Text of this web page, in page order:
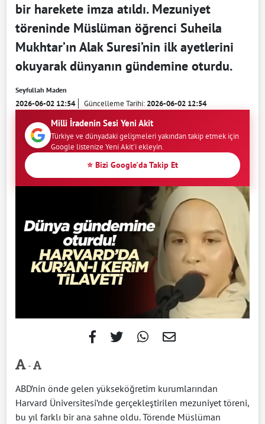
bir harekete imza atıldı. Mezuniyet
töreninde Müslüman öğrenci Suheila
Mukhtar’ın Alak Suresi’nin ilk ayetlerini
okuyarak dünyanın gündemine oturdu.
Seyfullah Maden
2026-06-02 12:54 Güncelleme Tarihi:2026-06-02 12:54
Milli İradenin Sesi Yeni Akit
Türkiye ve dünyadaki gelişmeleri yakından takip etmek için
Google listenize Yeni Akit'i ekleyin.
⭐ Bizi Google'da Takip Et
-
ABD’nin önde gelen yükseköğretim kurumlarından
Harvard Üniversitesi’nde gerçekleştirilen mezuniyet töreni,
bu yıl farklı bir ana sahne oldu. Törende Müslüman